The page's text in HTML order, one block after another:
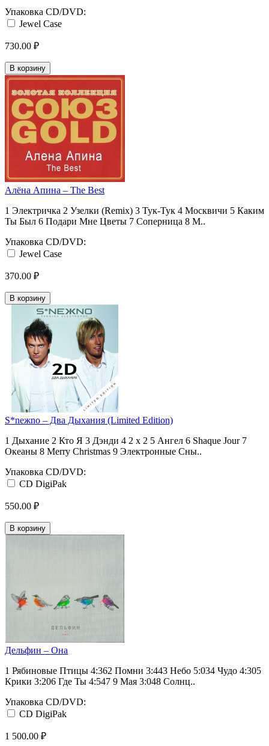
Упаковка CD/DVD:
Jewel Case
730.00 ₽
В корзину
Алёна Апина ‎– The Best
1 Электричка 2 Узелки (Remix) 3 Тук-Тук 4 Москвичи 5 Каким
Ты Был 6 Подари Мне Цветы 7 Соперница 8 М..
Упаковка CD/DVD:
Jewel Case
370.00 ₽
В корзину
S*neжno ‎– Два Дыхания (Limited Edition)
1 Дыхание 2 Кто Я 3 Дэнди 4 2 х 2 5 Ангел 6 Shaque Jour 7
Океаны 8 Merry Christmas 9 Электронные Сны..
Упаковка CD/DVD:
CD DigiPak
550.00 ₽
В корзину
Дельфин ‎– Она
1 Рябиновые Птицы 4:362 Помни 3:443 Небо 5:034 Чудо 4:305
Крики 3:206 Где Ты 4:547 9 Мая 3:048 Солнц..
Упаковка CD/DVD:
CD DigiPak
1 500.00 ₽